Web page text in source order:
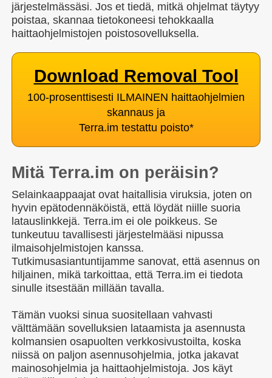
järjestelmässäsi. Jos et tiedä, mitkä ohjelmat täytyy
poistaa, skannaa tietokoneesi tehokkaalla
haittaohjelmistojen poistosovelluksella.
Download Removal Tool
100-prosenttisesti ILMAINEN haittaohjelmien
skannaus ja
Terra.im testattu poisto*
Mitä Terra.im on peräisin?
Selainkaappaajat ovat haitallisia viruksia, joten on
hyvin epätodennäköistä, että löydät niille suoria
latauslinkkejä. Terra.im ei ole poikkeus. Se
tunkeutuu tavallisesti järjestelmääsi nipussa
ilmaisohjelmistojen kanssa.
Tutkimusasiantuntijamme sanovat, että asennus on
hiljainen, mikä tarkoittaa, että Terra.im ei tiedota
sinulle itsestään millään tavalla.
Tämän vuoksi sinua suositellaan vahvasti
välttämään sovelluksien lataamista ja asennusta
kolmansien osapuolten verkkosivustoilta, koska
niissä on paljon asennusohjelmia, jotka jakavat
mainosohjelmia ja haittaohjelmistoja. Jos käyt